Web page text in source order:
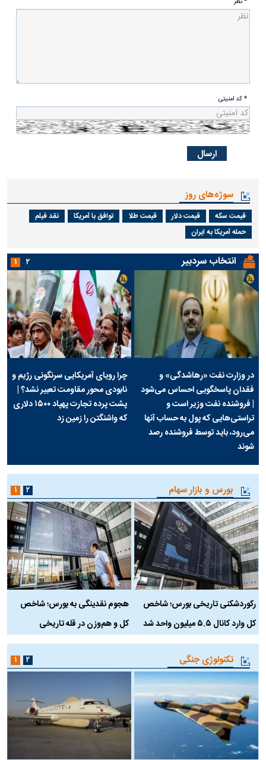
* کد امنیتی
سوژه‌های روز
قیمت سکه قیمت دلار قیمت طلا توافق با آمریکا
نقد فیلم
حمله آمریکا به ایران
انتخاب سردبیر
در وزارت نفت «رهاشدگی» و
فقدان پاسخگویی احساس می‌شود
| فروشنده نفت وزیر است و
تراستی‌هایی که پول به حساب آنها
می‌رود، باید توسط فروشنده رصد
شوند
چرا رویای آمریکایی سرنگونی رژیم و
نابودی محور مقاومت تعبیر نشد؟ |
پشت پرده تجارت پهپاد‌ ۱۵۰۰ دلاری
که واشنگتن را زمین زد
۱ ۲
بورس و بازار سهام
رکوردشکنی تاریخی بورس؛ شاخص
کل وارد کانال ۵.۵ میلیون واحد شد
هجوم نقدینگی به بورس؛ شاخص
کل و هم‌وزن در قله تاریخی
۱ ۲
تکنولوژی جنگی ۱ ۲